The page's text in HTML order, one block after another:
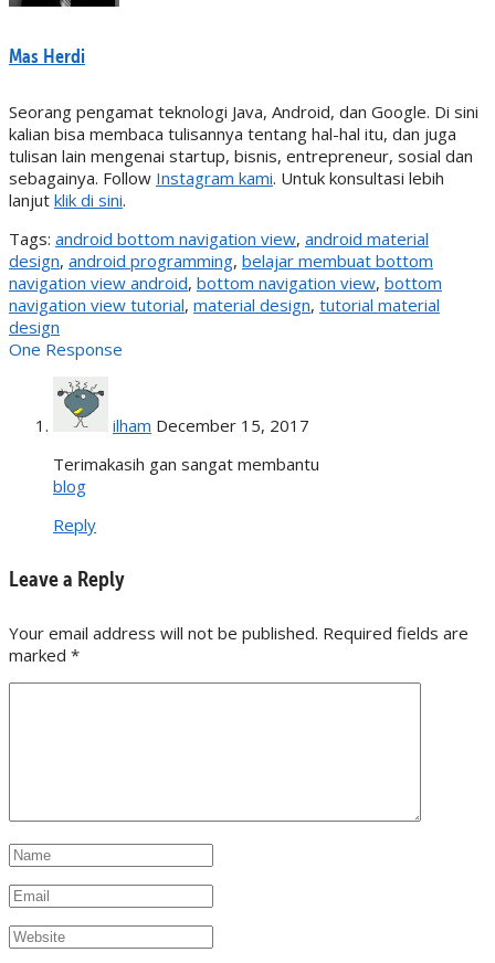
Mas Herdi
Seorang pengamat teknologi Java, Android, dan Google. Di sini
kalian bisa membaca tulisannya tentang hal-hal itu, dan juga
tulisan lain mengenai startup, bisnis, entrepreneur, sosial dan
sebagainya. Follow Instagram kami. Untuk konsultasi lebih
lanjut klik di sini.
Tags: android bottom navigation view, android material
design, android programming, belajar membuat bottom
navigation view android, bottom navigation view, bottom
navigation view tutorial, material design, tutorial material
design
One Response
ilham December 15, 2017
Terimakasih gan sangat membantu
blog
Reply
Leave a Reply
Your email address will not be published. Required fields are
marked *